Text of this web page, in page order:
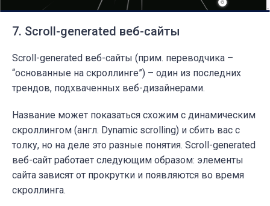
7. Scroll-generated веб-сайты
Scroll-generated веб-сайты (прим. переводчика –
“основанные на скроллинге”) – один из последних
трендов, подхваченных веб-дизайнерами.
Название может показаться схожим с динамическим
скроллингом (англ. Dynamic scrolling) и сбить вас с
толку, но на деле это разные понятия. Scroll-generated
веб-сайт работает следующим образом: элементы
сайта зависят от прокрутки и появляются во время
скроллинга.